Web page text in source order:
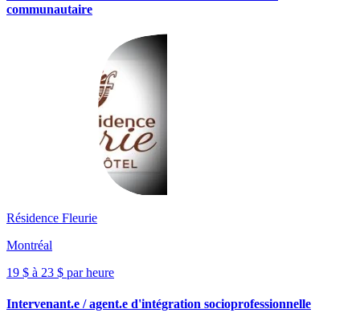
communautaire
Résidence Fleurie
Montréal
19 $ à 23 $ par heure
Intervenant.e / agent.e d'intégration socioprofessionnelle